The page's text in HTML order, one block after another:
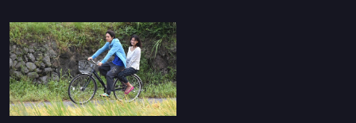
Ｎのために
第１話 「セレブ夫婦殺人事件…15年前に隠された秘密」